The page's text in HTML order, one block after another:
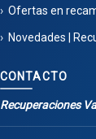
Ofertas en
Novedades |
CONTACTO
Recuperaciones